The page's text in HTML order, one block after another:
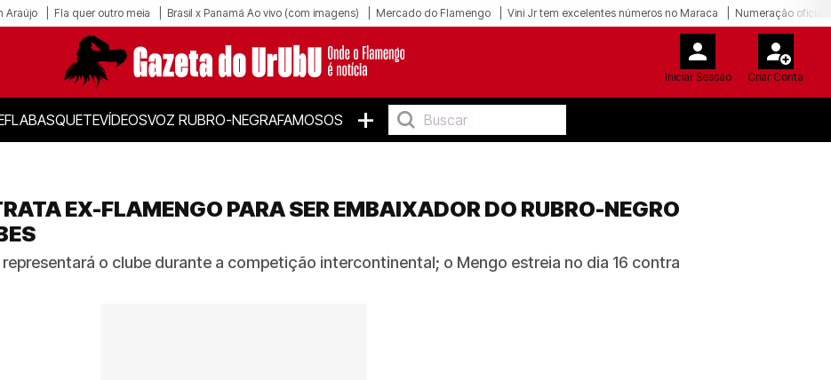
Araújo Fla quer outro meia Brasil x Panamá Ao vivo (com imagens) Mercado do Flamengo Vini Jr tem excelentes números no Maraca Numeração oficial
Iniciar Sessão Criar Conta
FLABASQUETEVÍDEOSVOZ RUBRO-NEGRAFAMOSOS +
EX-FLAMENGO PARA SER EMBAIXADOR DO RUBRO-NEGRO
o clube durante a competição intercontinental; o Mengo estreia no dia 16 contra